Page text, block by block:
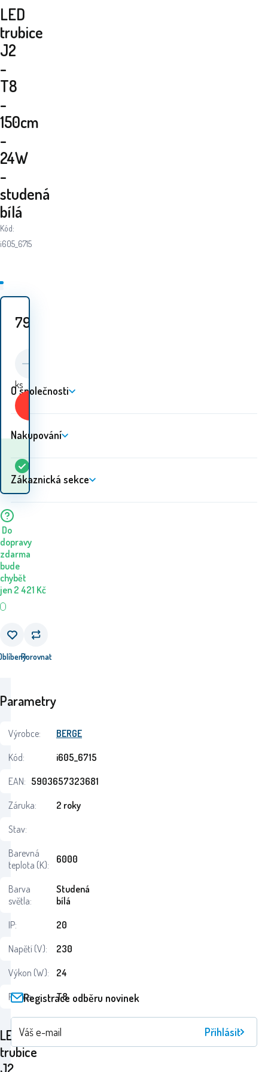
LED
trubice
J2
-
T8
-
150cm
-
24W
-
studená
bílá
Kód:
i605_6715
79
ks
Kdy dostanu
Do
dopravy
zdarma
bude
chybět
jen 2 421 Kč
Porovnat
LED
trubice
J2
Parametry
Výrobce:
BERGE
Kód:
i605_6715
EAN: 5903657323681
Záruka:
2 roky
Stav:
Barevná
teplota (K):
6000
Barva
světla:
Studená
bílá
IP:
20
Napětí (V):
230
Výkon (W):
24
Patice:
T8
O společnosti
Nakupování
Zákaznická sekce
Registrace odběru novinek
Přihlásit